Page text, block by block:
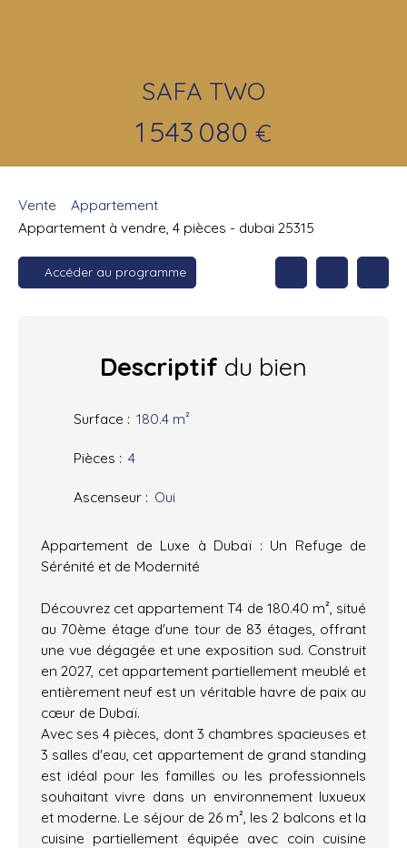
SAFA TWO
1 543 080 €
Vente
Appartement
Appartement à vendre, 4 pièces - dubai 25315
Accéder au programme
Descriptif du bien
Surface : 180.4 m²
Pièces : 4
Ascenseur : Oui
Appartement de Luxe à Dubaï : Un Refuge de
Sérénité et de Modernité
Découvrez cet appartement T4 de 180.40 m², situé
au 70ème étage d'une tour de 83 étages, offrant
une vue dégagée et une exposition sud. Construit
en 2027, cet appartement partiellement meublé et
entièrement neuf est un véritable havre de paix au
cœur de Dubaï.
Avec ses 4 pièces, dont 3 chambres spacieuses et
3 salles d'eau, cet appartement de grand standing
est idéal pour les familles ou les professionnels
souhaitant vivre dans un environnement luxueux
et moderne. Le séjour de 26 m², les 2 balcons et la
cuisine partiellement équipée avec coin cuisine